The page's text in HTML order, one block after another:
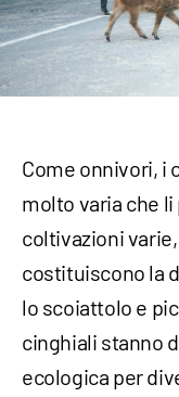
Come onnivori, i
molto varia che
coltivazioni
costituiscono la
lo scoiattolo e
cinghiali stanno
ecologica per